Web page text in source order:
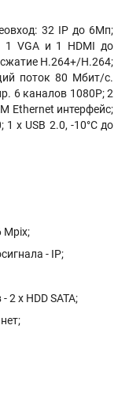
32 IP до 6Мп;
1 VGA и 1 HDMI до
H.264+/H.264;
поток 80 Мбит/с.
6 каналов 1080P; 2
Ethernet интерфейс;
х USB 2.0, -10°C до
Mpix;
- IP;
2 х HDD SATA;